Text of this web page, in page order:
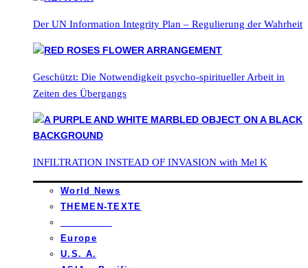
Der UN Information Integrity Plan – Regulierung der Wahrheit
Geschützt: Die Notwendigkeit psycho-spiritueller Arbeit in
Zeiten des Übergangs
INFILTRATION INSTEAD OF INVASION with Mel K
World News
THEMEN-TEXTE
Europe
U.S. A.